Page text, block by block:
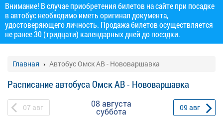
Внимание! В случае приобретения билетов на сайте при посадке
в автобус необходимо иметь оригинал документа,
удостоверяющего личность. Продажа билетов осуществляется
не ранее 30 (тридцати) календарных дней до поездки.
Главная Автобус Омск АВ - Нововаршавка
Расписание автобуса Омск АВ - Нововаршавка
07 авг 08 августа
суббота 09 авг